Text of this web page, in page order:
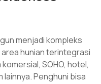
menjadi kompleks
hunian terintegrasi
SOHO, hotel,
Penghuni bisa